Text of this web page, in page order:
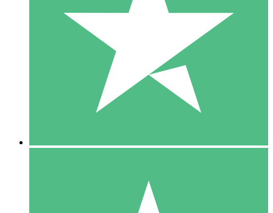
Betala per användning med nedladdningskrediter. Inget
1 Nedladdningar
10 00
10 Nedladdningar
20 00